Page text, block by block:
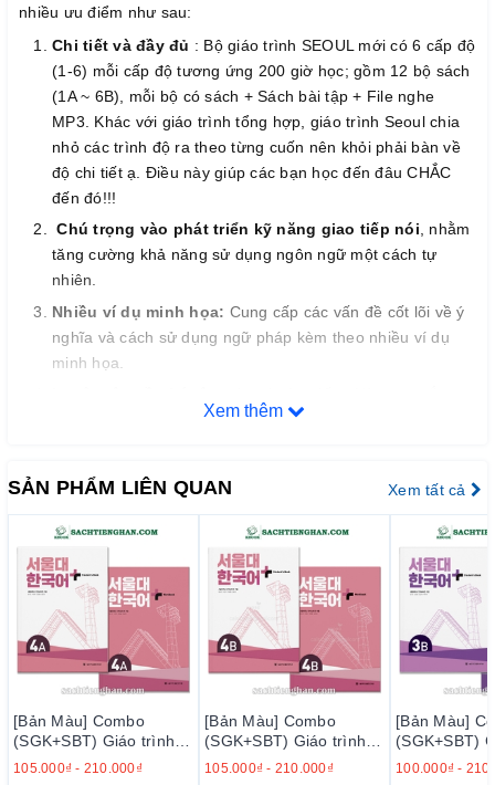
nhiều ưu điểm như sau:
Chi tiết và đầy đủ : Bộ giáo trình SEOUL mới có 6 cấp độ
(1-6) mỗi cấp độ tương ứng 200 giờ học; gồm 12 bộ sách
(1A ~ 6B), mỗi bộ có sách + Sách bài tập + File nghe
MP3. Khác với giáo trình tổng hợp, giáo trình Seoul chia
nhỏ các trình độ ra theo từng cuốn nên khỏi phải bàn về
độ chi tiết ạ. Điều này giúp các bạn học đến đâu CHẮC
đến đó!!!
Chú trọng vào phát triển kỹ năng giao tiếp nói , nhằm
tăng cường khả năng sử dụng ngôn ngữ một cách tự
nhiên.
Nhiều ví dụ minh họa: Cung cấp các vấn đề cốt lõi về ý
nghĩa và cách sử dụng ngữ pháp kèm theo nhiều ví dụ
minh họa.
phát âm, và ngữ điệu liên quan để nâng cao độ chính xác
Đề xuất nhiều loại bài tập khác nhau
mục tiêu học tập, và cung cấp hướng dẫn về bài tập trong
phần dữ liệu CD-ROM.
Sử dụng nhiều tư liệu hình ảnh
như tranh vẽ, hình ảnh
để học về văn hóa Hàn Quốc một cách trơn tru và hiệu
quả.
Có phần mềm học trên PC
(Bộ 1A, 1B), cung cấp các trò
chơi và bài tập đơn giản về từ vựng và ngữ pháp, các
đoạn văn đọc và nghe, danh sách từ vựng và ngữ pháp,
các tập tin âm thanh MP3, và các tài liệu hỗ trợ cho lớp
học
----------------------------------
Xem thêm
SẢN PHẨM LIÊN QUAN Xem tất cả
[Bản Màu] Combo
(SGK+SBT) Giáo trình
Tiếng Hàn Seoul Plus
105.000₫ - 210.000₫
[Bản Màu] Combo
(SGK+SBT) Giáo trình
Tiếng Hàn Seoul Plus
105.000₫ - 210.000₫
[Bản Màu]
(SGK+SBT)
Tiếng Hàn
100.000₫ -